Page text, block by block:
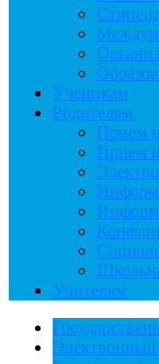
Ученикам
Родителям
Прием
Прием
Учителям